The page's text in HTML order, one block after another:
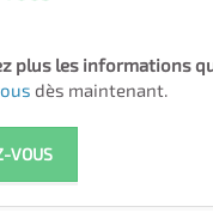
plus les informations
dès maintenant.
VOUS